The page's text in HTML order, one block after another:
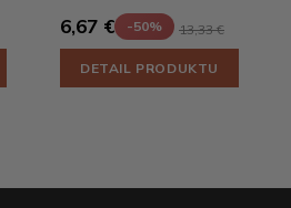
6,67 € -50% 13,33 €
DETAIL PRODUKTU